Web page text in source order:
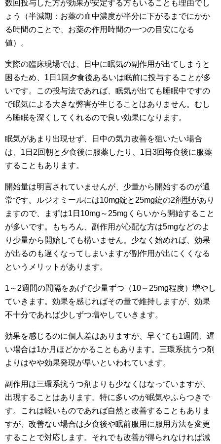
数回投与した方が効果が安定する方もいることも理由でし
ょう（半減期：お薬の血中濃度が半分に下がるまでにかか
る時間のことで、お薬の作用時間の一つの目安になる
値）。
実際の臨床現場では、日中に眠気の副作用が出てしまうと
困るため、1日1回夕食後あるいは眠前に投与することが多
いです。この投与法であれば、眠気が出ても睡眠中ですの
で眠気による大きな弊害が生じることはありません。むし
ろ睡眠を深くしてくれるので良い効果になります。
眠気があまり出現せず、日中の気力改善を狙いたい場合
は、1日2回朝と夕食後に服薬したり、1日3回毎食後に服薬
することもあります。
開始量は明言されていませんが、少量から開始するのが通
常です。ルジオミールには10mg錠と25mg錠の2剤型があり
ますので、まずは1日10mg～25mgくらいから開始すること
が多いです。もちろん、副作用が心配な方は5mgなどのよ
り少量から開始しても構いません。少なく始めれば、効果
が出るのも遅くなってしまいますが副作用が出にくくなる
というメリットがあります。
1～2週間の間隔をあげて少量ずつ（10～25mg程度）増やし
ていきます。効果を感じればその量で維持しますが、効果
不十分であれば少しずつ増やしていきます。
効果を感じるのに個人差はありますが、早くても1週間、遅
い場合は1か月ほどかかることもあります。三環系抗うつ剤
よりはやや効果発現が早いといわれています。
副作用は三環系抗うつ剤よりも少なくはなっていますが、
出現することはあります。特に多いのが眠気やふらつきで
す。これは軽いものであれば自然と改善することもありま
すが、改善ない場合は夕食後や眠前服用に服用方法を変更
することで対応します。それでも改善が得られなければ減